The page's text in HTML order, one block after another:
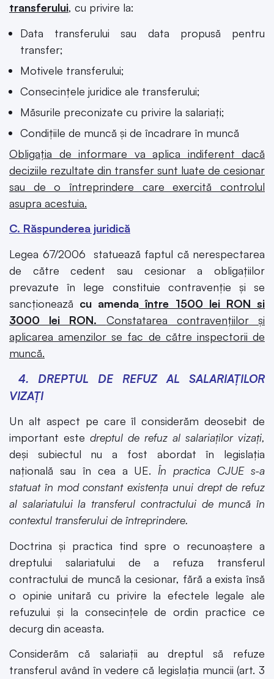
transferului, cu privire la:
Data transferului sau data propusă pentru
transfer;
Motivele transferului;
Consecințele juridice ale transferului;
Măsurile preconizate cu privire la salariați;
Condițiile de muncă și de încadrare în muncă
Obligaţia de informare va aplica indiferent dacă
deciziile rezultate din transfer sunt luate de cesionar
sau de o întreprindere care exercită controlul
asupra acestuia.
C. Răspunderea juridică
Legea 67/2006 statuează faptul că nerespectarea
de către cedent sau cesionar a obligațiilor
prevazute în lege constituie contravenție și se
sancționează cu amenda între 1500 lei RON si
3000 lei RON. Constatarea contravențiilor și
aplicarea amenzilor se fac de către inspectorii de
muncă.
4. DREPTUL DE REFUZ AL SALARIAȚILOR
VIZAȚI
Un alt aspect pe care îl considerăm deosebit de
important este dreptul de refuz al salariaților vizați,
deși subiectul nu a fost abordat în legislația
națională sau în cea a UE. În practica CJUE s-a
statuat în mod constant existența unui drept de refuz
al salariatului la transferul contractului de muncă în
contextul transferului de întreprindere.
Doctrina și practica tind spre o recunoaștere a
dreptului salariatului de a refuza transferul
contractului de muncă la cesionar, fără a exista însă
o opinie unitară cu privire la efectele legale ale
refuzului și la consecințele de ordin practice ce
decurg din aceasta.
Considerăm că salariații au dreptul să refuze
transferul având în vedere că legislația muncii (art. 3